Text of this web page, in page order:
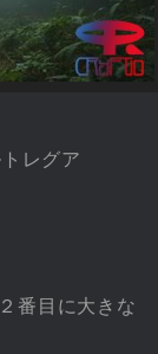
レグア
番目に大きな